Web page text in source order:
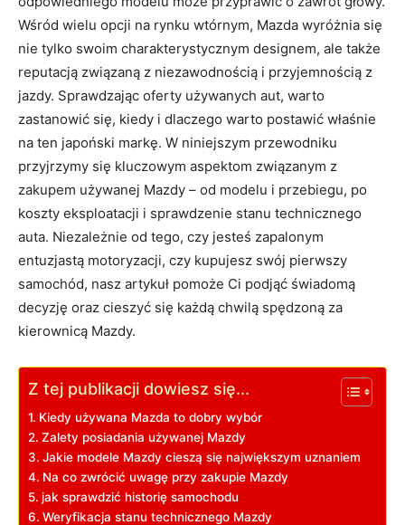
Wśród wielu opcji na rynku wtórnym, Mazda wyróżnia się
nie tylko swoim charakterystycznym designem, ale także
reputacją związaną z niezawodnością i przyjemnością z
jazdy. Sprawdzając oferty używanych aut, warto
zastanowić się, kiedy i dlaczego warto postawić właśnie
na ten japoński markę. W niniejszym przewodniku
przyjrzymy się kluczowym aspektom związanym z
zakupem używanej Mazdy – od modelu i przebiegu, po
koszty eksploatacji i sprawdzenie stanu technicznego
auta. Niezależnie od tego, czy jesteś zapalonym
entuzjastą motoryzacji, czy kupujesz swój pierwszy
samochód, nasz artykuł pomoże Ci podjąć świadomą
decyzję oraz cieszyć się każdą chwilą spędzoną za
kierownicą Mazdy.
Z tej publikacji dowiesz się...
Kiedy używana Mazda to dobry wybór
Zalety posiadania używanej Mazdy
Jakie modele Mazdy cieszą się największym uznaniem
Na co zwrócić uwagę przy zakupie Mazdy
jak sprawdzić historię samochodu
Weryfikacja stanu technicznego Mazdy